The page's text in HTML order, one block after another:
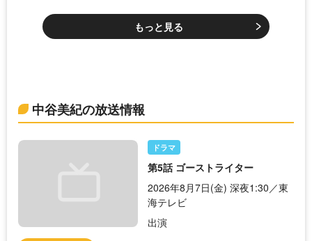
もっと見る
中谷美紀の放送情報
ドラマ
第5話 ゴーストライター
2026年8月7日(金) 深夜1:30／東
海テレビ
出演